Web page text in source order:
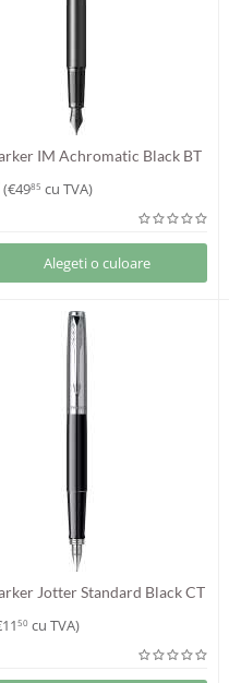
IM Achromatic Black BT
(€4985 cu TVA)
Alegeti o culoare
Jotter Standard Black CT
11 50 cu TVA)